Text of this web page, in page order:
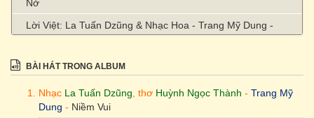
Nở
Lời Việt: La Tuấn Dzũng & Nhạc Hoa - Trang Mỹ Dung -
La Tuấn Dzũng & Kinh Phổ Môn - Trang Mỹ Dung - Tiếng
Diệu Tiếng Quán Âm
La Tuấn Dzũng - Trang Mỹ Dung - Chiếc Lá
BÀI HÁT TRONG ALBUM
Nhạc La Tuấn Dzũng , thơ Huỳnh Ngọc Thành - Trang Mỹ
Dung - Niềm Vui